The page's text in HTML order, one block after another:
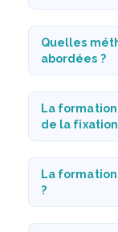
Quelles
abordées ?
La
de la fixation
La
?